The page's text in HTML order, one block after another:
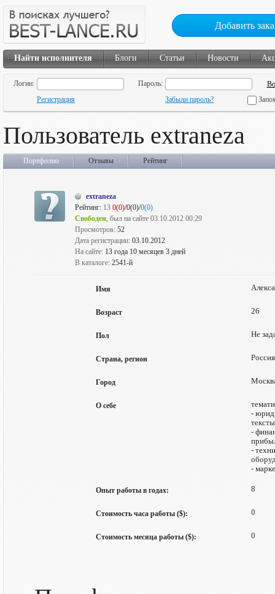
Добавить
Найти исполнителя Блоги Статьи Новости
Логин:
Пароль:
Регистрация
Забыли пароль?
Пользователь extraneza
Портфолио Отзывы Рейтинг
extraneza
Рейтинг: 13 0(0)/0(0)/0(0)
Свободен, был на сайте 03.10.2012 00:29
Просмотров: 52
Дата регистрации: 03.10.2012
На сайте: 13 года 10 месяцев 3 дней
В каталоге: 2541-й
Имя
Возраст 26
Пол Не
Страна, регион
Город
О себе
-
-
-
-
Опыт работы в годах: 8
Стоимость часа работы ($): 0
Стоимость месяца работы ($): 0